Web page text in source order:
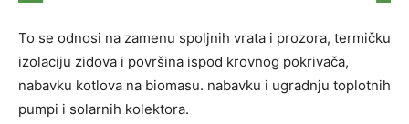
To se odnosi na zamenu spoljnih vrata i prozora, termičku
izolaciju zidova i površina ispod krovnog pokrivača,
nabavku kotlova na biomasu. nabavku i ugradnju toplotnih
pumpi i solarnih kolektora.